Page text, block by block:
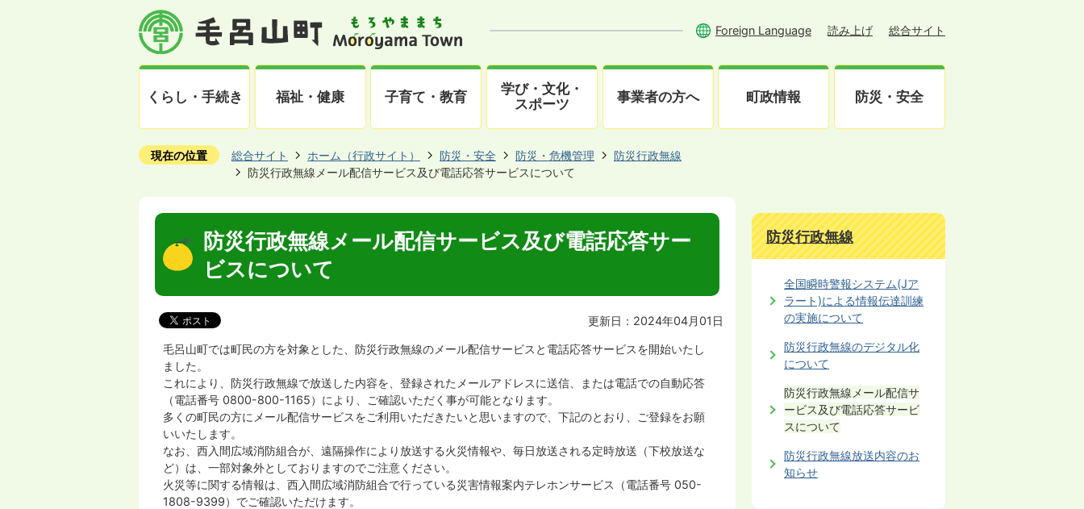
Foreign Language 読み上げ 総合サイト
くらし・手続き 福祉・健康 子育て・教育
学び・文化・
スポーツ
事業者の方へ 町政情報 防災・安全
現在の位置 総合サイト ホーム（行政サイト） 防災・安全 防災・危機管理
防災行政無線
防災行政無線メール配信サービス及び電話応答サービスについて
防災行政無線メール配信サービス及び電話応答サー
ビスについて
更新日：2024年04月01日
毛呂山町では町民の方を対象とした、防災行政無線のメール配信サービスと電話応答サービスを開始いたし
ました。
これにより、防災行政無線で放送した内容を、登録されたメールアドレスに送信、または電話での自動応答
（電話番号 0800-800-1165）により、ご確認いただく事が可能となります。
多くの町民の方にメール配信サービスをご利用いただきたいと思いますので、下記のとおり、ご登録をお願
いいたします。
なお、西入間広域消防組合が、遠隔操作により放送する火災情報や、毎日放送される定時放送（下校放送な
ど）は、一部対象外としておりますのでご注意ください。
火災等に関する情報は、西入間広域消防組合で行っている災害情報案内テレホンサービス（電話番号 050-
1808-9399）でご確認いただけます。
防災行政無線
全国瞬時警報システム(Jア
ラート)による情報伝達訓練
の実施について
防災行政無線のデジタル化
について
防災行政無線メール配信サ
ービス及び電話応答サービ
スについて
防災行政無線放送内容のお
知らせ